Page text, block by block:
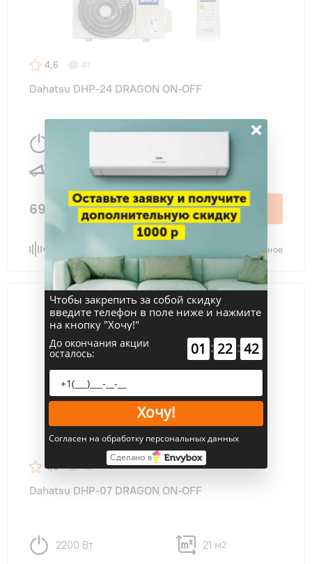
4,6 47
Dahatsu DHP-24 DRAGON ON-OFF
69 300 ₽ В корзину
В избранное
4,6 48
Dahatsu DHP-07 DRAGON ON-OFF
2200 Вт 21 м2
×
Чтобы закрепить за собой скидку
введите телефон в поле ниже и нажмите
на кнопку "Хочу!"
До окончания акции
осталось: 01 : 22 : 41
Хочу!
Согласен на обработку персональных данных
Сделано в